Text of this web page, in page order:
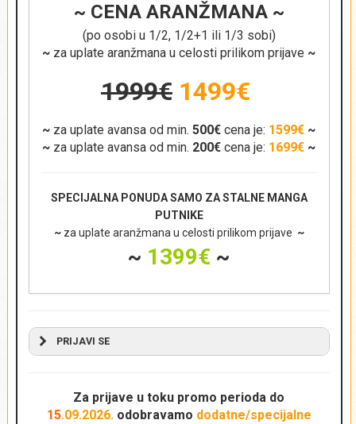
~ CENA ARANŽMANA ~
(po osobi u 1/2, 1/2+1 ili 1/3 sobi)
~ za uplate aranžmana u celosti prilikom prijave ~
1999€ 1499€
~ za uplate avansa od min. 500€ cena je: 1599€ ~
~ za uplate avansa od min. 200€ cena je: 1699€ ~
SPECIJALNA PONUDA SAMO ZA STALNE MANGA
PUTNIKE
~ za uplate aranžmana u celosti prilikom prijave ~
~ 1399€ ~
PRIJAVI SE
AKTUELNA PUTOVANJA
Za prijave u toku promo perioda do
15.09.2026. odobravamo dodatne/specijalne